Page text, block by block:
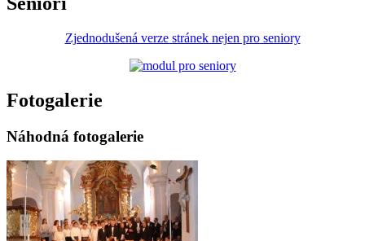
Zjednodušená verze stránek nejen pro seniory
Fotogalerie
Náhodná fotogalerie